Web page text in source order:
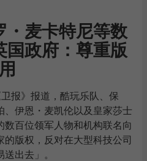
・麦卡特尼等数
国政府：尊重版
报》报道，酷玩乐队、保
、伊恩・麦凯伦以及皇家莎士
百位领军人物和机构联名向
版权，反对在大型科技公司
出去」。